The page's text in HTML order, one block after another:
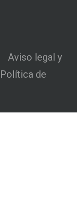
Aviso legal y
Política de